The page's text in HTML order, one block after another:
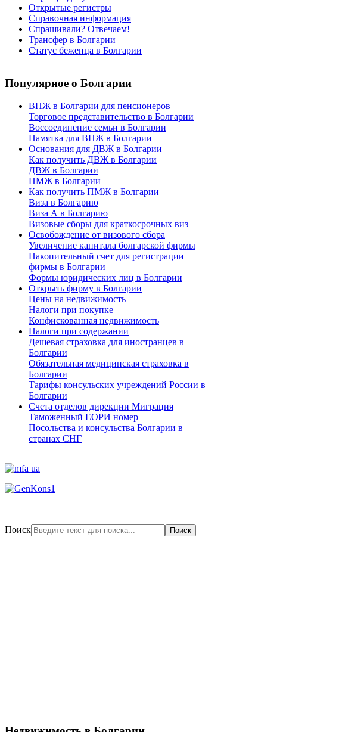
Открытые регистры
Справочная информация
Спрашивали? Отвечаем!
Трансфер в Болгарии
Статус беженца в Болгарии
Популярное о Болгарии
ВНЖ в Болгарии для пенсионеров
Торговое представительство в Болгарии
Воссоединение семьи в Болгарии
Памятка для ВНЖ в Болгарии
Основания для ДВЖ в Болгарии
Как получить ДВЖ в Болгарии
ДВЖ в Болгарии
ПМЖ в Болгарии
Как получить ПМЖ в Болгарии
Виза в Болгарию
Виза А в Болгарию
Визовые сборы для краткосрочных виз
Освобождение от визового сбора
Увеличение капитала болгарской фирмы
Накопительный счет для регистрации
фирмы в Болгарии
Формы юридических лиц в Болгарии
Открыть фирму в Болгарии
Цены на недвижимость
Налоги при покупке
Конфискованная недвижимость
Налоги при содержании
Дешевая страховка для иностранцев в
Болгарии
Обязательная медицинская страховка в
Болгарии
Тарифы консульских учреждений России в
Болгарии
Счета отделов дирекции Миграция
Таможенный ЕОРИ номер
Посольства и консульства Болгарии в
странах СНГ
Поиск Поиск